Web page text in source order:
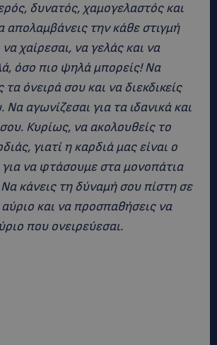
δυνατός, χαμογελαστός και
απολαμβάνεις την κάθε στιγμή
χαίρεσαι, να γελάς και να
όσο πιο ψηλά μπορείς! Να
τα όνειρά σου και να διεκδικείς
Να αγωνίζεσαι για τα ιδανικά και
Κυρίως, να ακολουθείς το
γιατί η καρδιά μας είναι ο
να φτάσουμε στα μονοπάτια
κάνεις τη δύναμή σου πίστη σε
και να προσπαθήσεις να
που ονειρεύεσαι.